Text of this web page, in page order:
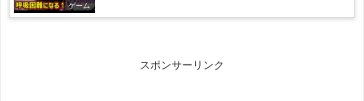
ゲーム
スポンサーリンク